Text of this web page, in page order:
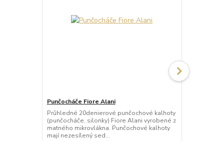
Punčocháče Fiore Alani
Průhledné 20denierové punčochové kalhoty
(punčocháče, silonky) Fiore Alani vyrobené z
matného mikrovlákna. Punčochové kalhoty
mají nezesílený sed...